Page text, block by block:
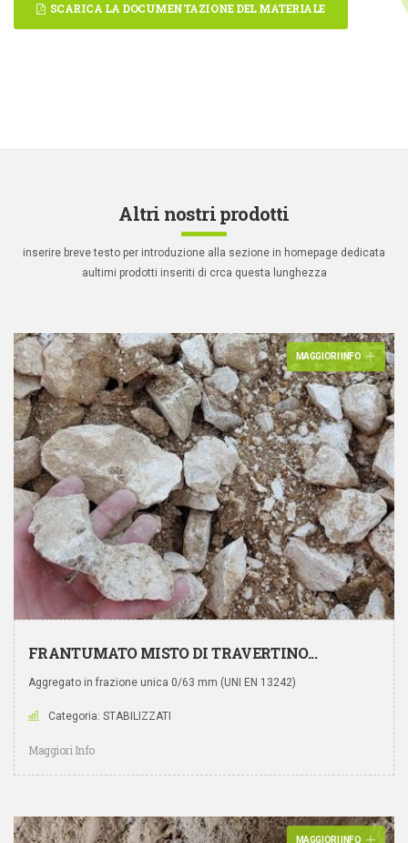
SCARICA LA DOCUMENTAZIONE DEL MATERIALE
Altri nostri prodotti
inserire breve testo per introduzione alla sezione in homepage dedicata
aultimi prodotti inseriti di crca questa lunghezza
MAGGIORI INFO
FRANTUMATO MISTO DI TRAVERTINO...
Aggregato in frazione unica 0/63 mm (UNI EN 13242)
Categoria: STABILIZZATI
Maggiori Info
MAGGIORI INFO